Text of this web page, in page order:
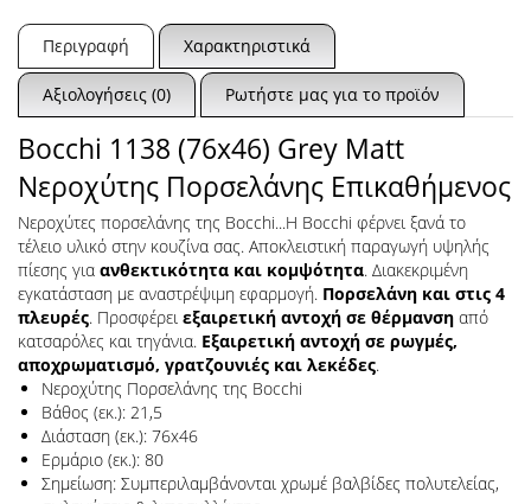
Περιγραφή Χαρακτηριστικά
Αξιολογήσεις (0) Ρωτήστε μας για το προϊόν
Bocchi 1138 (76x46) Grey Matt
Νεροχύτης Πορσελάνης Επικαθήμενος
Νεροχύτες πορσελάνης της Bocchi...Η Bocchi φέρνει ξανά το
τέλειο υλικό στην κουζίνα σας. Αποκλειστική παραγωγή υψηλής
πίεσης για ανθεκτικότητα και κομψότητα. Διακεκριμένη
εγκατάσταση με αναστρέψιμη εφαρμογή. Πορσελάνη και στις 4
πλευρές. Προσφέρει εξαιρετική αντοχή σε θέρμανση από
κατσαρόλες και τηγάνια. Εξαιρετική αντοχή σε ρωγμές,
αποχρωματισμό, γρατζουνιές και λεκέδες.
Νεροχύτης Πορσελάνης της Bocchi
Βάθος (εκ.): 21,5
Διάσταση (εκ.): 76x46
Ερμάριο (εκ.): 80
Σημείωση: Συμπεριλαμβάνονται χρωμέ βαλβίδες πολυτελείας,